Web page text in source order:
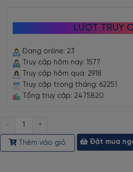
LƯỢT TRUY
Đang online: 23
Truy cập hôm nay: 1577
Truy cập hôm qua: 2918
Truy cập trong tháng: 62251
Tổng truy cập: 2475820
Số
lượng
Thêm vào giỏ
Đặt mua